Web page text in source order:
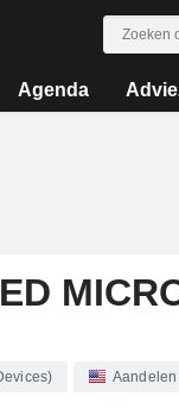
Agenda
Aandelen